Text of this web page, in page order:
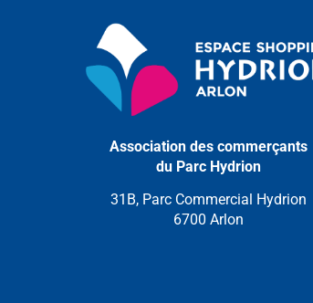
Association des commerçants
du Parc Hydrion
31B, Parc Commercial Hydrion
6700 Arlon